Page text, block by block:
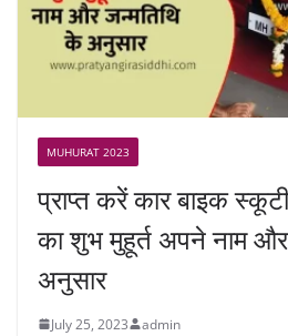
MUHURAT 2023
प्राप्त करें कार बाइक
का शुभ मुहूर्त अपने नाम
अनुसार
July 25, 2023 admin